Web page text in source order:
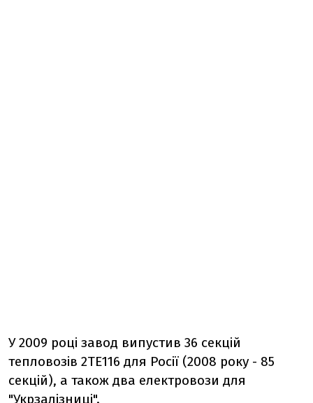
У 2009 році завод випустив 36 секцій
тепловозів 2ТЕ116 для Росії (2008 року - 85
секцій), а також два електровози для
"Укрзалізниці".